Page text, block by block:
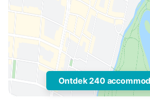
Ontdek 240